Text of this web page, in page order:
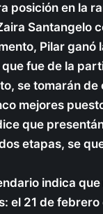
posición en la
Santangelo
Pilar ganó
que fue de la
se tomarán de
mejores
que
etapas, se
indica
el 21 de febrero